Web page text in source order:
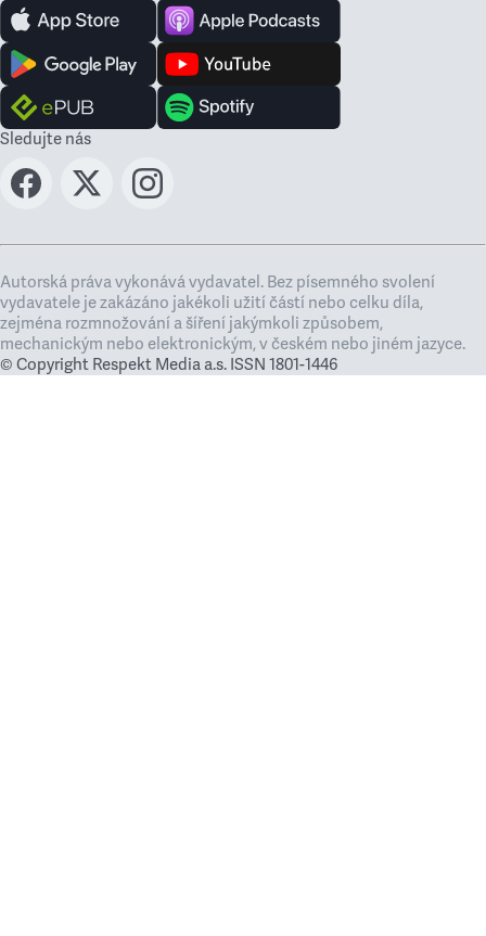
Sledujte nás
Autorská práva vykonává vydavatel. Bez písemného svolení
vydavatele je zakázáno jakékoli užití částí nebo celku díla,
zejména rozmnožování a šíření jakýmkoli způsobem,
mechanickým nebo elektronickým, v českém nebo jiném jazyce.
© Copyright Respekt Media a.s. ISSN 1801-1446